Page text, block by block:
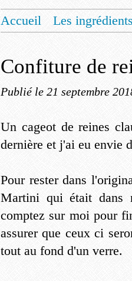
Accueil Les
Confiture de
Publié le 21 septembre
Un cageot de reines
dernière et j'ai eu envie
Pour rester dans
Martini qui était dans
comptez sur moi pour
assurer que ceux ci
tout au fond d'un verre.